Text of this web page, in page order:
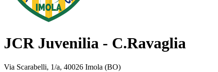
JCR Juvenilia - C.Ravaglia
Via Scarabelli, 1/a, 40026 Imola (BO)